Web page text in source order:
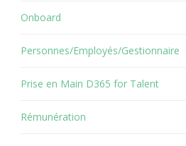
Onboard
Personnes/Employés/Gestionnaire
Prise en Main D365 for Talent
Rémunération